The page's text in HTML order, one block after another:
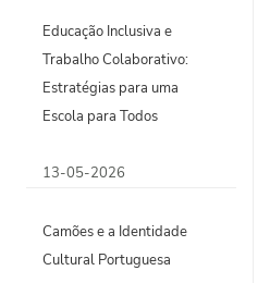
Educação Inclusiva e
Trabalho Colaborativo:
Estratégias para uma
Escola para Todos
13-05-2026
Camões e a Identidade
Cultural Portuguesa